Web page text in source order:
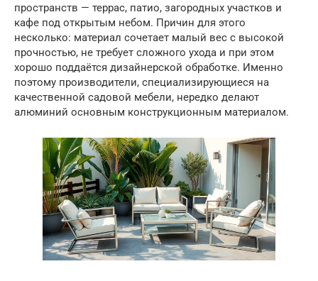
пространств — террас, патио, загородных участков и
кафе под открытым небом. Причин для этого
несколько: материал сочетает малый вес с высокой
прочностью, не требует сложного ухода и при этом
хорошо поддаётся дизайнерской обработке. Именно
поэтому производители, специализирующиеся на
качественной садовой мебели, нередко делают
алюминий основным конструкционным материалом.